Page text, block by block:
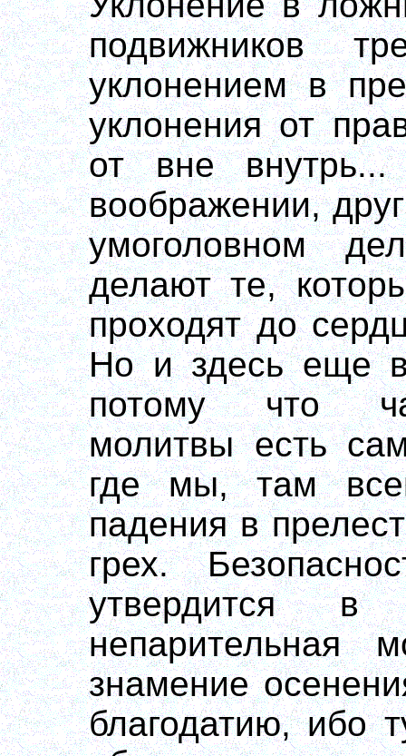
подвижников
уклонением в
уклонения от
от вне
воображении,
умоголовном
делают те,
проходят до
Но и здесь еще
потому что
молитвы есть
где мы, там
падения в
грех.
утвердится
непарительная
знамение
благодатию, ибо